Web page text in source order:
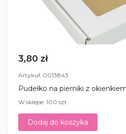
3,80 zł
Artykuł: 0013843
Pudełko na pierniki z okienkiem
W sklepe: 100 szt.
Dodaj do koszyka